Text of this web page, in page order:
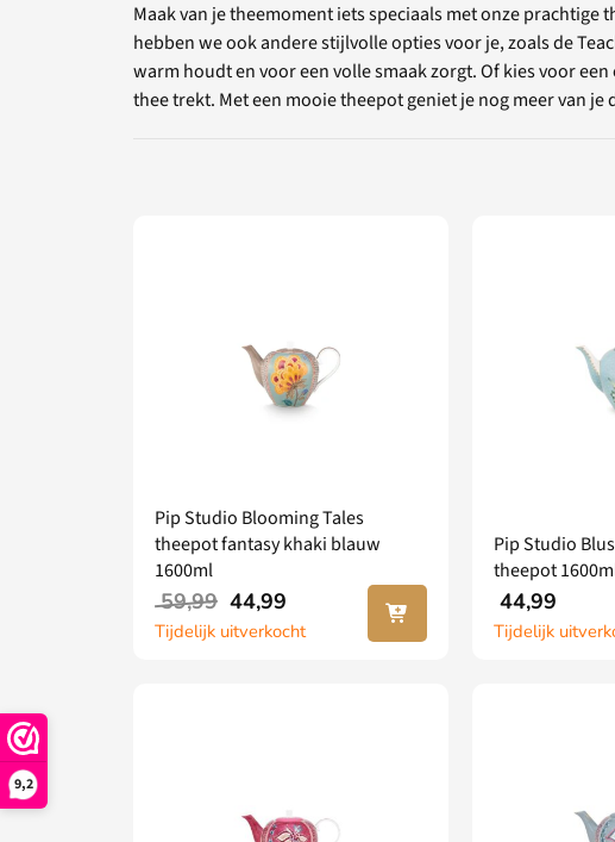
9,2
Maak van je theemoment iets speciaals met onze
hebben we ook andere stijlvolle opties voor je, zoals de
warm houdt en voor een volle smaak zorgt. Of kies voor
thee trekt. Met een mooie theepot geniet je nog meer van je
Pip Studio Blooming Tales
theepot fantasy khaki blauw
1600ml
59,99 44,99
Tijdelijk uitverkocht
Lees
verder
Pip Studio
theepot
44,99
Tijdelijk